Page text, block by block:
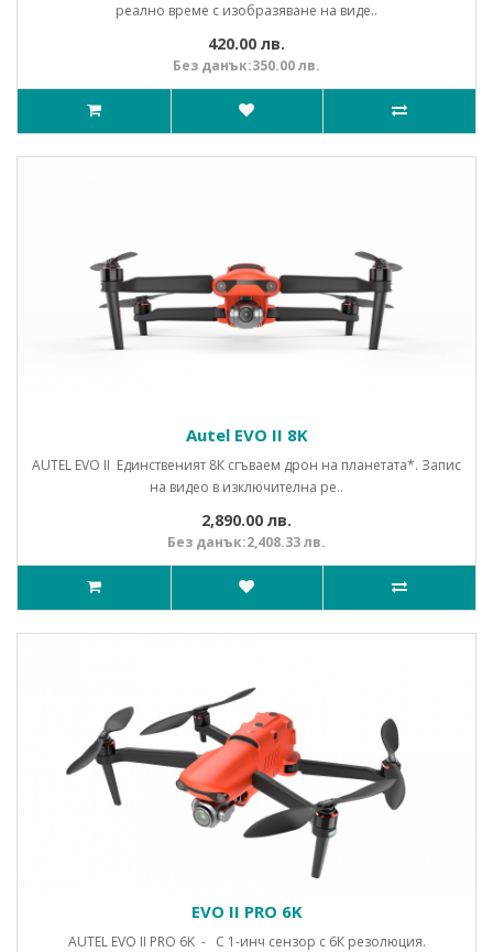
реално време с изобразяване на виде..
420.00 лв.
Без данък:350.00 лв.
Autel EVO II 8K
AUTEL EVO II Единственият 8К сгъваем дрон на планетата*. Запис
на видео в изключителна ре..
2,890.00 лв.
Без данък:2,408.33 лв.
EVO II PRO 6K
AUTEL EVO II PRO 6K - С 1-инч сензор с 6К резолюция.